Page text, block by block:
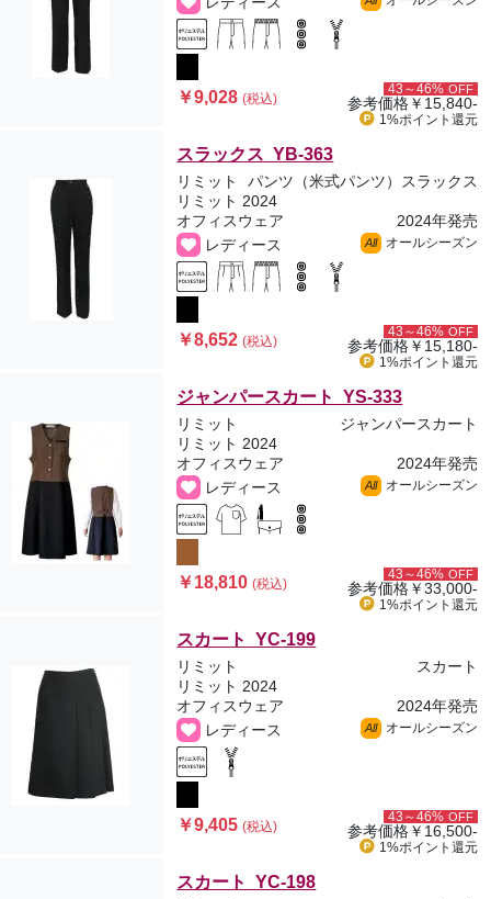
￥9,028(税込)
43～46% OFF
参考価格￥15,840-
1%ポイント 還元
スラックス YB-363
リミット
パンツ（米式パンツ）スラックス
リミット 2024
オフィスウェア
2024年発売
レディース
All オールシーズン
￥8,652(税込)
43～46% OFF
参考価格￥15,180-
1%ポイント 還元
ジャンパースカート YS-333
リミット
ジャンパースカート
リミット 2024
オフィスウェア
2024年発売
レディース
All オールシーズン
￥18,810(税込)
43～46% OFF
参考価格￥33,000-
1%ポイント 還元
スカート YC-199
リミット
スカート
リミット 2024
オフィスウェア
2024年発売
レディース
All オールシーズン
￥9,405(税込)
43～46% OFF
参考価格￥16,500-
1%ポイント 還元
スカート YC-198